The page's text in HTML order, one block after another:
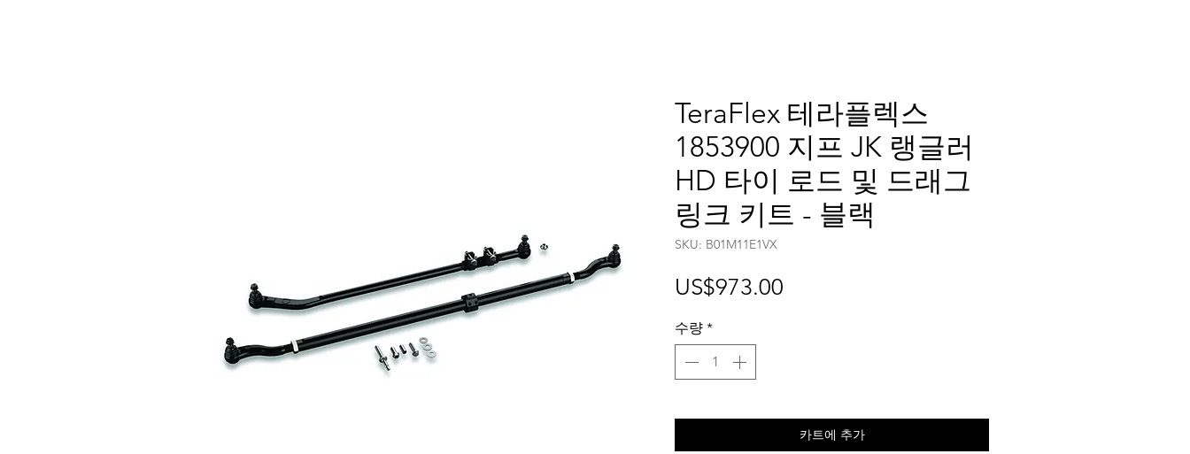
TeraFlex 테라플렉스
1853900 지프 JK 랭글러
HD 타이 로드 및 드래그
링크 키트 - 블랙
SKU: B01M11E1VX
US$973.00
수량 *
카트에 추가